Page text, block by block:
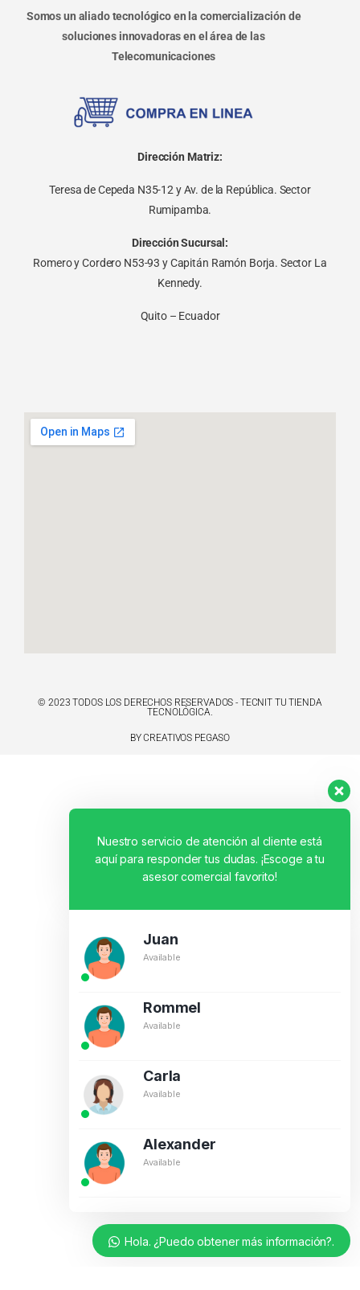
Somos un aliado tecnológico en la comercialización de
soluciones innovadoras en el área de las
Telecomunicaciones
Dirección Matriz:
Teresa de Cepeda N35-12 y Av. de la República. Sector
Rumipamba.
Dirección Sucursal:
Romero y Cordero N53-93 y Capitán Ramón Borja. Sector La
Kennedy.
Quito – Ecuador
© 2023 TODOS LOS DERECHOS RESERVADOS - TECNIT TU TIENDA
TECNOLÓGICA.
BY CREATIVOS PEGASO
Nuestro servicio de atención al cliente está
aquí para responder tus dudas. ¡Escoge a tu
asesor comercial favorito!
Juan
Available
Rommel
Available
Carla
Available
Alexander
Available
Hola. ¿Puedo obtener más información?.